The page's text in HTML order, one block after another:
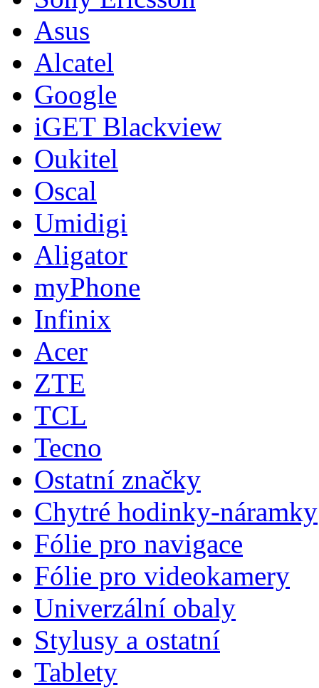
Asus
Alcatel
Google
iGET Blackview
Oukitel
Oscal
Umidigi
Aligator
myPhone
Infinix
Acer
ZTE
TCL
Tecno
Ostatní značky
Chytré hodinky-náramky
Fólie pro navigace
Fólie pro videokamery
Univerzální obaly
Stylusy a ostatní
Tablety